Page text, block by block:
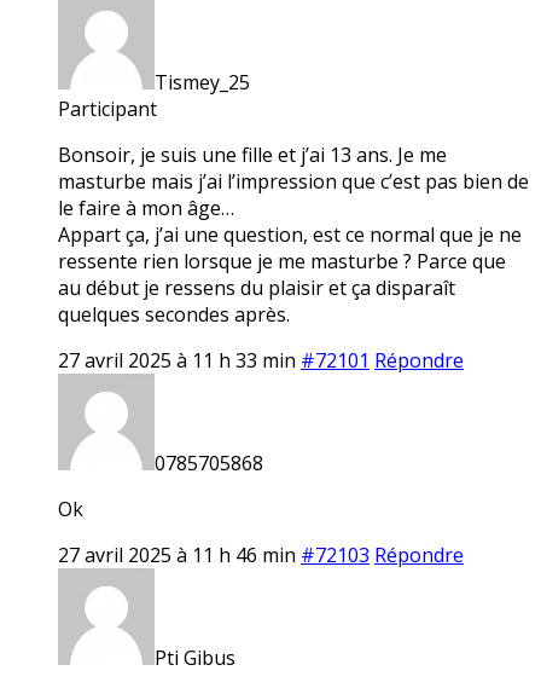
Tismey_25
Participant
Bonsoir, je suis une fille et j’ai 13 ans. Je me
masturbe mais j’ai l’impression que c’est pas bien de
le faire à mon âge…
Appart ça, j’ai une question, est ce normal que je ne
ressente rien lorsque je me masturbe ? Parce que
au début je ressens du plaisir et ça disparaît
quelques secondes après.
27 avril 2025 à 11 h 33 min #72101 Répondre
0785705868
Ok
27 avril 2025 à 11 h 46 min #72103 Répondre
Pti Gibus